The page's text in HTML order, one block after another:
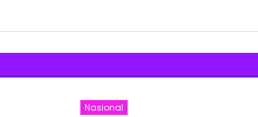
Nasional